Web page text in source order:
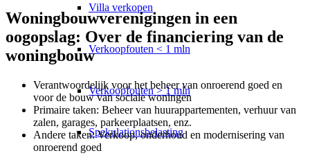
Villa verkopen
Verkoopfouten < 1 mln
Verkoopfouten > 1 mln
Spekulationsbelasting
Woningbouwverenigingen in een
oogopslag: Over de financiering van de
woningbouw
Verantwoordelijk voor het beheer van onroerend goed en
voor de bouw van sociale woningen
Primaire taken: Beheer van huurappartementen, verhuur van
zalen, garages, parkeerplaatsen, enz.
Andere taken: Verkoop, onderhoud en modernisering van
onroerend goed